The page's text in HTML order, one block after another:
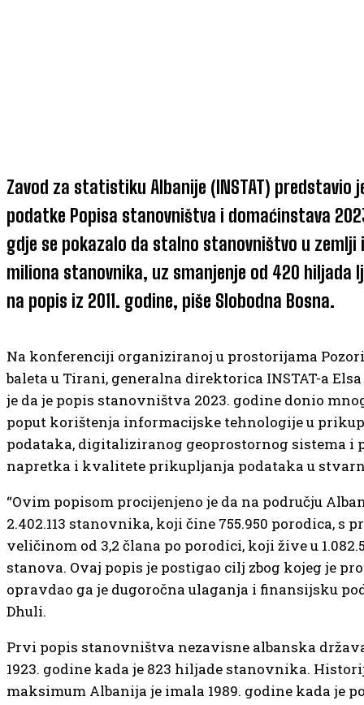
Zavod za statistiku Albanije (INSTAT) predstavio
podatke Popisa stanovništva i domaćinstava
gdje se pokazalo da stalno stanovništvo u zemlji
miliona stanovnika, uz smanjenje od 420 hiljada
na popis iz 2011. godine, piše Slobodna Bosna.
Na konferenciji organiziranoj u prostorijama
baleta u Tirani, generalna direktorica INSTAT-a
je da je popis stanovništva 2023. godine donio
poput korištenja informacijske tehnologije u
podataka, digitaliziranog geoprostornog sistema i
napretka i kvalitete prikupljanja podataka u
“Ovim popisom procijenjeno je da na području
2.402.113 stanovnika, koji čine 755.950 porodica, s
veličinom od 3,2 člana po porodici, koji žive u
stanova. Ovaj popis je postigao cilj zbog kojeg je
opravdao ga je dugoročna ulaganja i finansijsku
Dhuli.
Prvi popis stanovništva nezavisne albanska
1923. godine kada je 823 hiljade stanovnika.
maksimum Albanija je imala 1989. godine kada je